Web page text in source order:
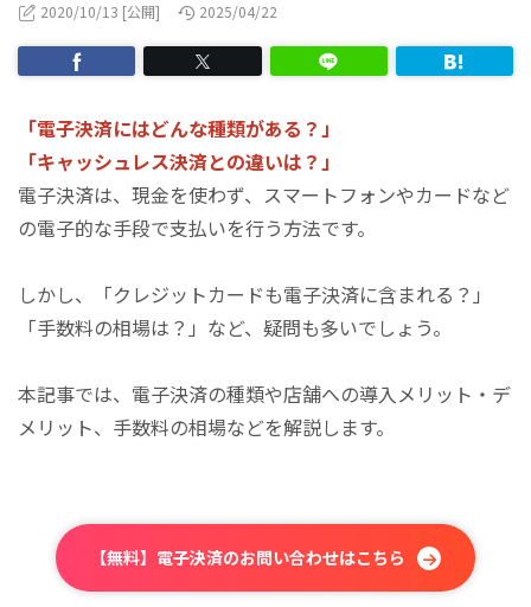
2020/10/13 [公開] 2025/04/22
「電子決済にはどんな種類がある？」
「キャッシュレス決済との違いは？」
電子決済は、現金を使わず、スマートフォンやカードなど
の電子的な手段で支払いを行う方法です。
しかし、「クレジットカードも電子決済に含まれる？」
「手数料の相場は？」など、疑問も多いでしょう。
本記事では、電子決済の種類や店舗への導入メリット・デ
メリット、手数料の相場などを解説します。
【無料】電子決済のお問い合わせはこちら